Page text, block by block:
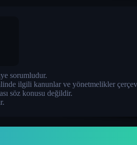
sorumludur.
ilgili kanunlar ve yönetmelikler
söz konusu değildir.